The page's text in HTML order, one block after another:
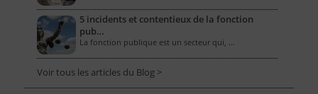
5 incidents et contentieux de la fonction
pub…
La fonction publique est un secteur qui, …
Voir tous les articles du Blog >